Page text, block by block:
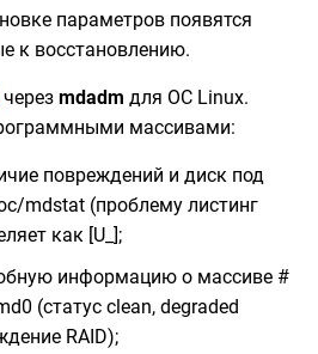
параметров появятся
к восстановлению.
через mdadm для ОС Linux.
массивами:
повреждений и диск под
mdstat (проблему листинг
как [U_];
информацию о массиве #
(статус clean, degraded
RAID);